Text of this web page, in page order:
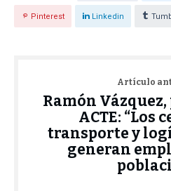
Pinterest Linkedin
Artículo
Ramón
ACTE: “Los
transporte y
generan